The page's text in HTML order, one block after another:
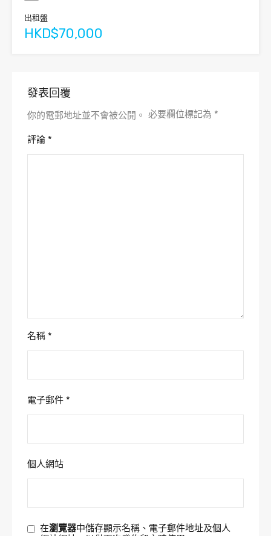
出租盤
HKD$70,000
發表回覆
你的電郵地址並不會被公開。 必要欄位標記為 *
評論 *
名稱 *
電子郵件 *
個人網站
在瀏覽器中儲存顯示名稱、電子郵件地址及個人